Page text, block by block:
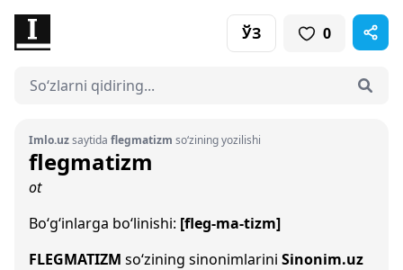
ЎЗ 0
Imlo.uzsaytida flegmatizm so‘zining yozilishi
flegmatizm
ot
Bo‘g‘inlarga bo‘linishi: [fleg-ma-tizm]
FLEGMATIZM so‘zining sinonimlarini Sinonim.uz